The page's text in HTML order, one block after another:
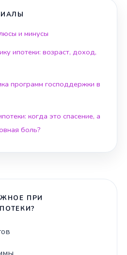
и минусы
ипотеки: возраст, доход,
программ господдержки в
когда это спасение, а
боль?
ПРИ